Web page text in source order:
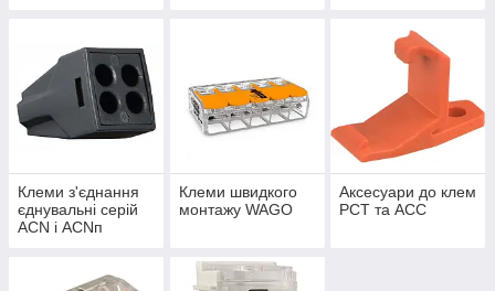
Клеми з'єднання
єднувальні серій
AСN і ACNп
Клеми швидкого
монтажу WAGO
Аксесуари до клем
РСТ та АСС